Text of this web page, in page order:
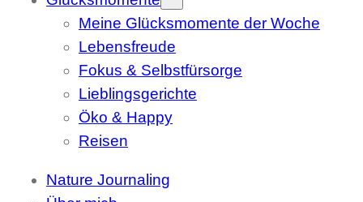
Meine Glücksmomente der Woche
Lebensfreude
Fokus & Selbstfürsorge
Lieblingsgerichte
Öko & Happy
Reisen
Nature Journaling